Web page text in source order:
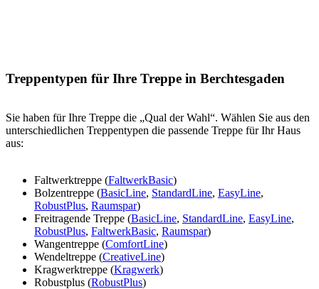
Treppentypen für Ihre Treppe in Berchtesgaden
Sie haben für Ihre Treppe die „Qual der Wahl“. Wählen Sie aus den
unterschiedlichen Treppentypen die passende Treppe für Ihr Haus
aus:
Faltwerktreppe (FaltwerkBasic)
Bolzentreppe (BasicLine, StandardLine, EasyLine,
RobustPlus, Raumspar)
Freitragende Treppe (BasicLine, StandardLine, EasyLine,
RobustPlus, FaltwerkBasic, Raumspar)
Wangentreppe (ComfortLine)
Wendeltreppe (CreativeLine)
Kragwerktreppe (Kragwerk)
Robustplus (RobustPlus)